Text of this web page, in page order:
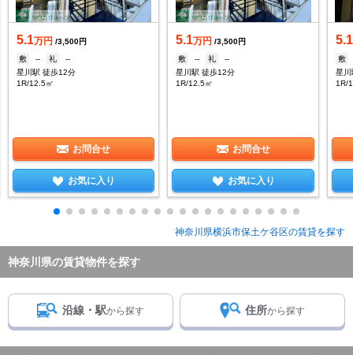
5.1万円 /3,500円
敷
-- 礼
--
星川駅 徒歩12分
1R/12.5㎡
お問合せ
お気に入り
5.1万円 /3,500円
敷
-- 礼
--
星川駅 徒歩12分
1R/12.5㎡
お問合せ
お気に入り
5.1
敷
星
1R/
神奈川県横浜市保土ケ谷区の賃貸を探す
神奈川県の賃貸物件を探す
沿線・駅から探す 住所から探す